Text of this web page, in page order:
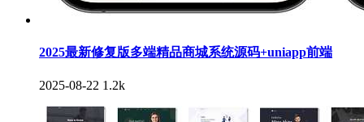
2025最新修复版多端精品商城系统源码+uniapp前端
2025-08-22 1.2k